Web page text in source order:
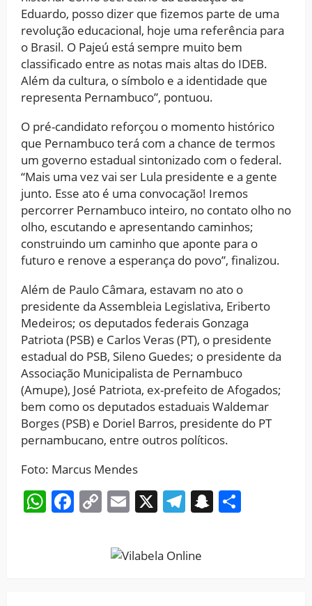
Eduardo, posso dizer que fizemos parte de uma
revolução educacional, hoje uma referência para
o Brasil. O Pajeú está sempre muito bem
classificado entre as notas mais altas do IDEB.
Além da cultura, o símbolo e a identidade que
representa Pernambuco”, pontuou.
O pré-candidato reforçou o momento histórico
que Pernambuco terá com a chance de termos
um governo estadual sintonizado com o federal.
“Mais uma vez vai ser Lula presidente e a gente
junto. Esse ato é uma convocação! Iremos
percorrer Pernambuco inteiro, no contato olho no
olho, escutando e apresentando caminhos;
construindo um caminho que aponte para o
futuro e renove a esperança do povo”, finalizou.
Além de Paulo Câmara, estavam no ato o
presidente da Assembleia Legislativa, Eriberto
Medeiros; os deputados federais Gonzaga
Patriota (PSB) e Carlos Veras (PT), o presidente
estadual do PSB, Sileno Guedes; o presidente da
Associação Municipalista de Pernambuco
(Amupe), José Patriota, ex-prefeito de Afogados;
bem como os deputados estaduais Waldemar
Borges (PSB) e Doriel Barros, presidente do PT
pernambucano, entre outros políticos.
Foto: Marcus Mendes
WhatsApp
Facebook
CopyEmail
X Telegram
Snapchat